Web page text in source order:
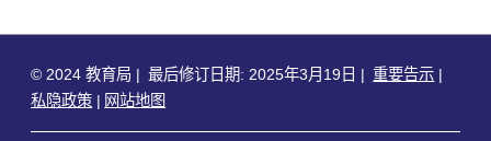
© 2024 教育局 最后修订日期: 2025年3月19日
重要告示
私隐政策
网站地图